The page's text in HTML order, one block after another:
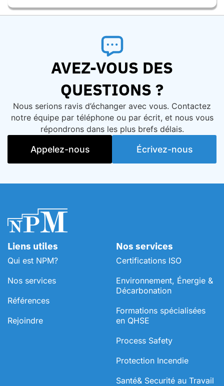
AVEZ-VOUS DES
QUESTIONS ?
Nous serions ravis d’échanger avec vous. Contactez
notre équipe par téléphone ou par écrit, et nous vous
répondrons dans les plus brefs délais.
Appelez-nous Écrivez-nous
Liens utiles
Qui est NPM?
Nos services
Références
Rejoindre
Nos services
Certifications ISO
Environnement, Énergie &
Décarbonation
⁠Formations spécialisées
en QHSE
Process Safety
Protection Incendie
Santé& Securité au Travail